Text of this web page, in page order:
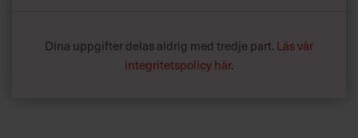
Dina uppgifter delas aldrig med tredje part. Läs vår
integritetspolicy här.